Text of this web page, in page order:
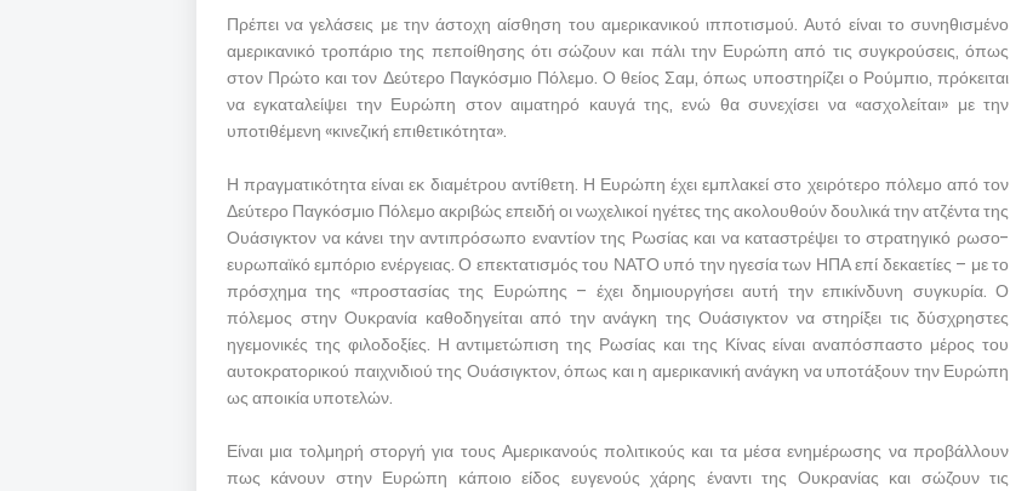
Πρέπει να γελάσεις με την άστοχη αίσθηση του αμερικανικού ιπποτισμού. Αυτό είναι το συνηθισμένο
αμερικανικό τροπάριο της πεποίθησης ότι σώζουν και πάλι την Ευρώπη από τις συγκρούσεις, όπως
στον Πρώτο και τον Δεύτερο Παγκόσμιο Πόλεμο. Ο θείος Σαμ, όπως υποστηρίζει ο Ρούμπιο, πρόκειται
να εγκαταλείψει την Ευρώπη στον αιματηρό καυγά της, ενώ θα συνεχίσει να «ασχολείται» με την
υποτιθέμενη «κινεζική επιθετικότητα».
Η πραγματικότητα είναι εκ διαμέτρου αντίθετη. Η Ευρώπη έχει εμπλακεί στο χειρότερο πόλεμο από τον
Δεύτερο Παγκόσμιο Πόλεμο ακριβώς επειδή οι νωχελικοί ηγέτες της ακολουθούν δουλικά την ατζέντα της
Ουάσιγκτον να κάνει την αντιπρόσωπο εναντίον της Ρωσίας και να καταστρέψει το στρατηγικό ρωσο-
ευρωπαϊκό εμπόριο ενέργειας. Ο επεκτατισμός του ΝΑΤΟ υπό την ηγεσία των ΗΠΑ επί δεκαετίες – με το
πρόσχημα της «προστασίας της Ευρώπης – έχει δημιουργήσει αυτή την επικίνδυνη συγκυρία. Ο
πόλεμος στην Ουκρανία καθοδηγείται από την ανάγκη της Ουάσιγκτον να στηρίξει τις δύσχρηστες
ηγεμονικές της φιλοδοξίες. Η αντιμετώπιση της Ρωσίας και της Κίνας είναι αναπόσπαστο μέρος του
αυτοκρατορικού παιχνιδιού της Ουάσιγκτον, όπως και η αμερικανική ανάγκη να υποτάξουν την Ευρώπη
ως αποικία υποτελών.
Είναι μια τολμηρή στοργή για τους Αμερικανούς πολιτικούς και τα μέσα ενημέρωσης να προβάλλουν
πως κάνουν στην Ευρώπη κάποιο είδος ευγενούς χάρης έναντι της Ουκρανίας και σώζουν τις